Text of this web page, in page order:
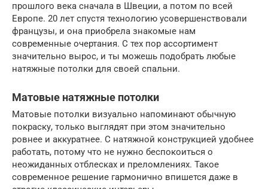
прошлого века сначала в Швеции, а потом по всей
Европе. 20 лет спустя технологию усовершенствовали
французы, и она приобрела знакомые нам
современные очертания. С тех пор ассортимент
значительно вырос, и ты можешь подобрать любые
натяжные потолки для своей спальни.
Матовые натяжные потолки
Матовые потолки визуально напоминают обычную
покраску, только выглядят при этом значительно
ровнее и аккуратнее. С натяжной конструкцией удобнее
работать, потому что не нужно беспокоиться о
неожиданных отблесках и преломлениях. Такое
современное решение гармонично впишется даже в